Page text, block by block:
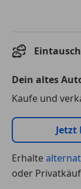
Dein altes
Kaufe und
Erhalte
oder